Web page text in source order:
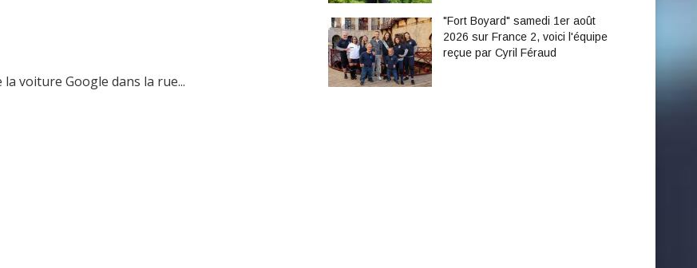
voiture Google dans la rue...
"Fort Boyard" samedi 1er août
2026 sur France 2, voici l'équipe
reçue par Cyril Féraud